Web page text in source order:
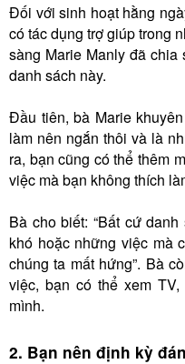
Đối với sinh hoạt hằng
có tác dụng trợ giúp trong
sàng Marie Manly đã
danh sách này.
Đầu tiên, bà Marie
làm nên ngắn thôi và là
ra, bạn cũng có thể thêm
việc mà bạn không thích
Bà cho biết: “Bất cứ
khó hoặc những việc mà
chúng ta mất hứng”. Bà
việc, bạn có thể xem
mình.
2. Bạn nên định kỳ